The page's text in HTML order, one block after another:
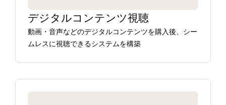
デジタルコンテンツ視聴
動画・音声などのデジタルコンテンツを購入後、シー
ムレスに視聴できるシステムを構築